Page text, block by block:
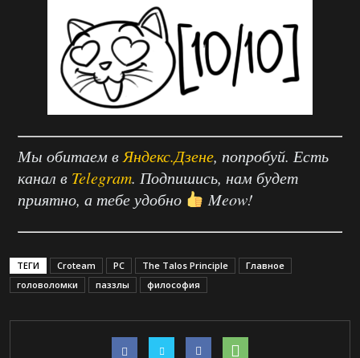
Мы обитаем вЯндекс.Дзене, попробуй. Есть
канал в Telegram. Подпишись, нам будет
приятно, а тебе удобно
Meow!
ТЕГИ Croteam PC The Talos Principle
Главное
головоломки
паззлы философия